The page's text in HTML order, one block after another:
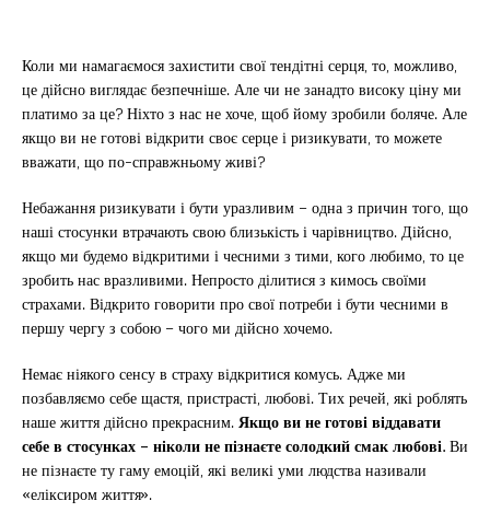
Коли ми намагаємося захистити свої тендітні серця, то, можливо,
це дійсно виглядає безпечніше. Але чи не занадто високу ціну ми
платимо за це? Ніхто з нас не хоче, щоб йому зробили боляче. Але
якщо ви не готові відкрити своє серце і ризикувати, то можете
вважати, що по-справжньому живі?
Небажання ризикувати і бути уразливим – одна з причин того, що
наші стосунки втрачають свою близькість і чарівництво. Дійсно,
якщо ми будемо відкритими і чесними з тими, кого любимо, то це
зробить нас вразливими. Непросто ділитися з кимось своїми
страхами. Відкрито говорити про свої потреби і бути чесними в
першу чергу з собою – чого ми дійсно хочемо.
Немає ніякого сенсу в страху відкритися комусь. Адже ми
позбавляємо себе щастя, пристрасті, любові. Тих речей, які роблять
наше життя дійсно прекрасним.Якщо ви не готові віддавати
себе в стосунках – ніколи не пізнаєте солодкий смак любові.Ви
не пізнаєте ту гаму емоцій, які великі уми людства називали
«еліксиром життя».